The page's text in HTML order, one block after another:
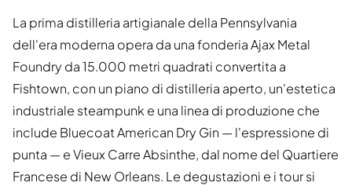
La prima distilleria artigianale della Pennsylvania
dell'era moderna opera da una fonderia Ajax Metal
Foundry da 15.000 metri quadrati convertita a
Fishtown, con un piano di distilleria aperto, un'estetica
industriale steampunk e una linea di produzione che
include Bluecoat American Dry Gin — l'espressione di
punta — e Vieux Carre Absinthe, dal nome del Quartiere
Francese di New Orleans. Le degustazioni e i tour si